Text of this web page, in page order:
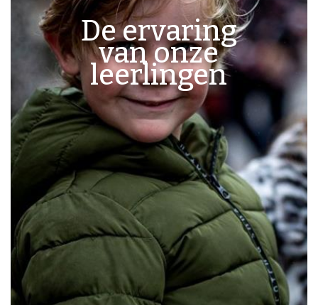
De ervaring
van onze
leerlingen